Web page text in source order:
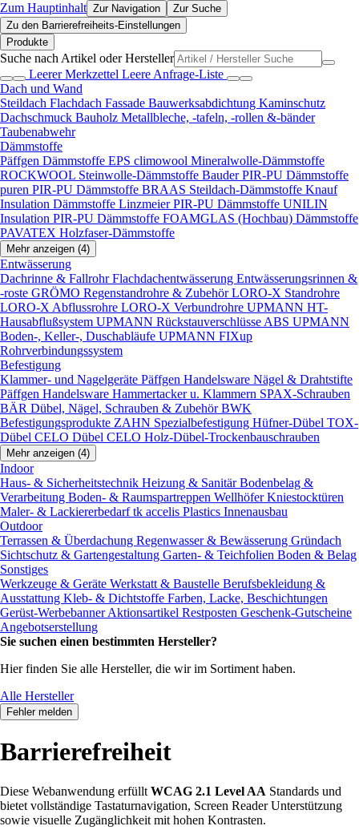
Zum Hauptinhalt Zur Navigation
Zur Suche
Zu den Barrierefreiheits-Einstellungen
Produkte
Suche nach Artikel oder Hersteller
Leerer Merkzettel Leere Anfrage-Liste
Dach und Wand
Steildach Flachdach Fassade Bauwerksabdichtung Kaminschutz
Dachschmuck Bauholz Metallbleche, -tafeln, -rollen &-bänder
Taubenabwehr
Dämmstoffe
Päffgen Dämmstoffe EPS climowool Mineralwolle-Dämmstoffe
ROCKWOOL Steinwolle-Dämmstoffe Bauder PIR-PU Dämmstoffe
puren PIR-PU Dämmstoffe BRAAS Steildach-Dämmstoffe Knauf
Insulation Dämmstoffe Linzmeier PIR-PU Dämmstoffe UNILIN
Insulation PIR-PU Dämmstoffe FOAMGLAS (Hochbau) Dämmstoffe
PAVATEX Holzfaser-Dämmstoffe
Mehr anzeigen (4)
Entwässerung
Dachrinne & FallrohrFlachdachentwässerung Entwässerungsrinnen &
-roste GRÖMO Regenstandrohre & ZubehörLORO-X Standrohre
LORO-X Abflussrohre LORO-X Verbundrohre UPMANN HT-
Hausabflußsystem UPMANN Rückstauverschlüsse ABS UPMANN
Boden-, Keller-, Duschabläufe UPMANN FIXup
Rohrverbindungssystem
Befestigung
Klammer- und Nagelgeräte Päffgen Handelsware Nägel & Drahtstifte
Päffgen Handelsware Hammertacker u. Klammern SPAX-Schrauben
BÄR Dübel, Nägel, Schrauben & ZubehörBWK
Befestigungsprodukte ZAHN Spezialbefestigung Hüfner-Dübel TOX-
Dübel CELO Dübel CELO Holz-Dübel-Trockenbauschrauben
Mehr anzeigen (4)
Indoor
Haus- & Sicherheitstechnik Heizung & SanitärBodenbelag &
Verarbeitung Boden- & Raumspartreppen Wellhöfer Kniestocktüren
Maler- & Lackiererbedarftk accelis Plastics Innenausbau
Outdoor
Terrassen & Überdachung Regenwasser & Bewässerung Gründach
Sichtschutz & Gartengestaltung Garten- & Teichfolien Boden & Belag
Sonstiges
Werkzeuge & Geräte Werkstatt & Baustelle Berufsbekleidung &
Ausstattung Kleb- & Dichtstoffe Farben, Lacke, Beschichtungen
Gerüst-WerbebannerAktionsartikel Restposten Geschenk-Gutscheine
Angebotserstellung
Sie suchen einen bestimmten Hersteller?
Hier finden Sie alle Hersteller, die wir im Sortiment haben.
Alle Hersteller
Fehler melden
Barrierefreiheit
Diese Webanwendung erfüllt WCAG 2.1 Level AA Standards und
bietet vollständige Tastaturnavigation, Screen Reader Unterstützung
sowie visuelle Zugänglichkeit mit hohen Kontrasten.